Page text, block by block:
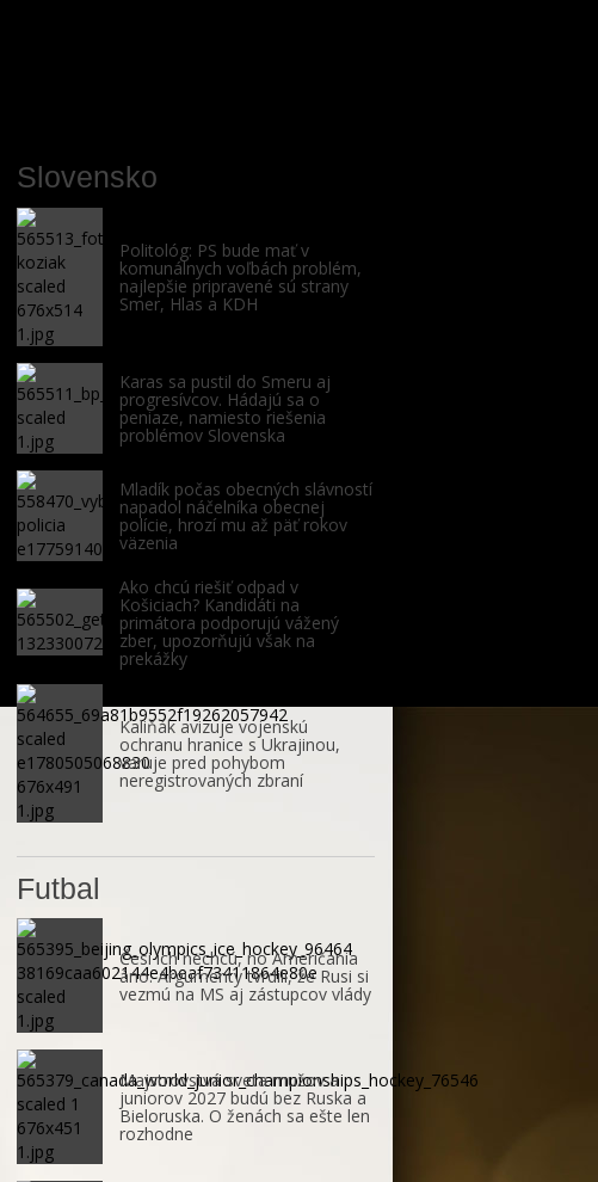
Slovensko
Politológ: PS bude mať v
komunálnych voľbách problém,
najlepšie pripravené sú strany
Smer, Hlas a KDH
Karas sa pustil do Smeru aj
progresívcov. Hádajú sa o
peniaze, namiesto riešenia
problémov Slovenska
Mladík počas obecných slávností
napadol náčelníka obecnej
polície, hrozí mu až päť rokov
väzenia
Ako chcú riešiť odpad v
Košiciach? Kandidáti na
primátora podporujú vážený
zber, upozorňujú však na
prekážky
Kaliňák avizuje vojenskú
ochranu hranice s Ukrajinou,
varuje pred pohybom
neregistrovaných zbraní
Futbal
Česi ich nechcú, no Američania
áno. Argumenty tvrdili, že Rusi si
vezmú na MS aj zástupcov vlády
Majstrovstvá sveta mužov a
juniorov 2027 budú bez Ruska a
Bieloruska. O ženách sa ešte len
rozhodne